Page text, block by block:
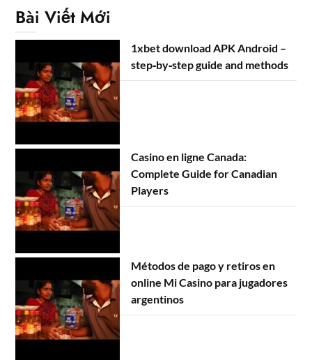
Bài Viết Mới
1xbet download APK Android –
step‑by‑step guide and methods
Casino en ligne Canada:
Complete Guide for Canadian
Players
Métodos de pago y retiros en
online Mi Casino para jugadores
argentinos